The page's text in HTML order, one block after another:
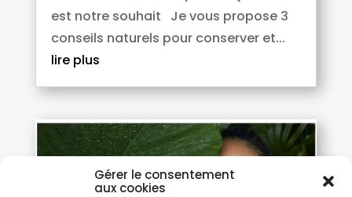
Gérer le consentement
aux cookies
est notre souhait Je vous propose 3
conseils naturels pour conserver et...
lire plus